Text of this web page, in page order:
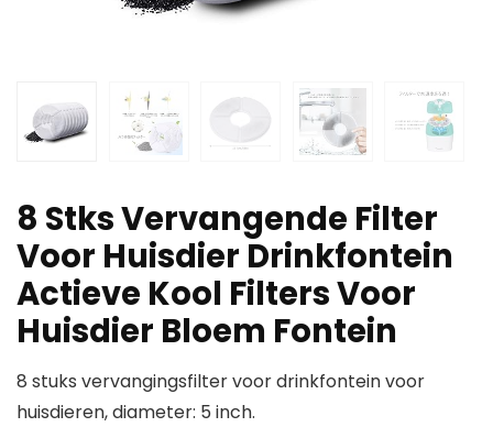
8 Stks Vervangende Filter
Voor Huisdier Drinkfontein
Actieve Kool Filters Voor
Huisdier Bloem Fontein
8 stuks vervangingsfilter voor drinkfontein voor
huisdieren, diameter: 5 inch.